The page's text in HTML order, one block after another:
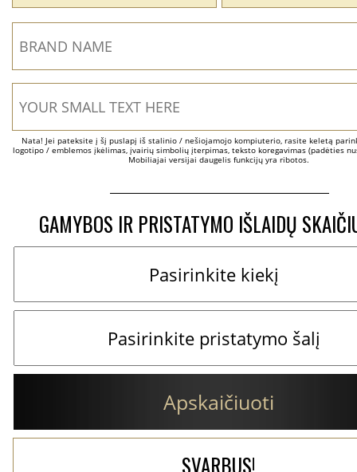
Nata! Jei pateksite į šį puslapį iš stalinio / nešiojamojo kompiuterio, rasite keletą
logotipo / emblemos įkėlimas, įvairių simbolių įterpimas, teksto koregavimas (padėties
Mobiliajai versijai daugelis funkcijų yra ribotos.
GAMYBOS IR PRISTATYMO IŠLAIDŲ
Apskaičiuoti
SVARBUS!